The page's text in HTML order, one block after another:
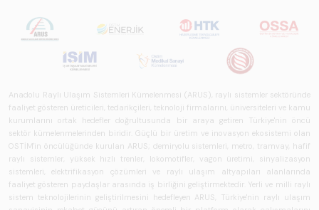
biçimde ele alan
bir referans
çalışmasıdır.
Anadolu Raylı Ulaşım Sistemleri Kümelenmesi (ARUS), raylı sistemler sektöründe
faaliyet gösteren üreticileri, tedarikçileri, teknoloji firmalarını, üniversiteleri ve kamu
kurumlarını ortak hedefler doğrultusunda bir araya getiren Türkiye'nin öncü
sektör kümelenmelerinden biridir. Güçlü bir üretim ve inovasyon ekosistemi olan
OSTİM'in öncülüğünde kurulan ARUS; demiryolu sistemleri, metro, tramvay, hafif
raylı sistemler, yüksek hızlı trenler, lokomotifler, vagon üretimi, sinyalizasyon
sistemleri, elektrifikasyon çözümleri ve raylı ulaşım altyapıları alanlarında
faaliyet gösteren paydaşlar arasında iş birliğini geliştirmektedir. Yerli ve milli raylı
sistem teknolojilerinin geliştirilmesini hedefleyen ARUS, Türkiye'nin raylı ulaşım